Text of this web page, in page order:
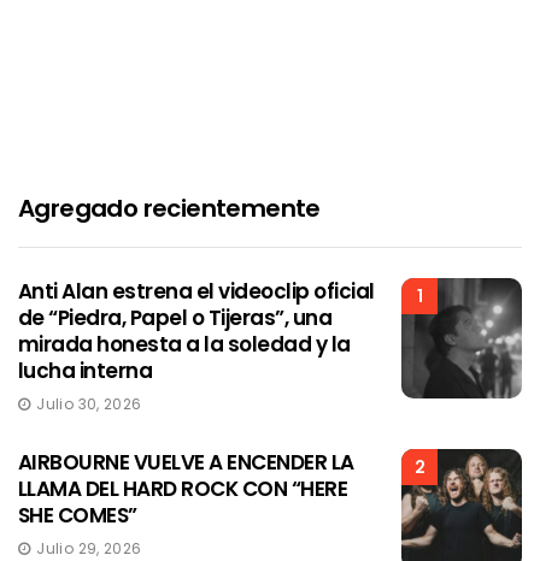
Agregado recientemente
1
Anti Alan estrena el videoclip oficial
de “Piedra, Papel o Tijeras”, una
mirada honesta a la soledad y la
lucha interna
Julio 30, 2026
2
AIRBOURNE VUELVE A ENCENDER LA
LLAMA DEL HARD ROCK CON “HERE
SHE COMES”
Julio 29, 2026